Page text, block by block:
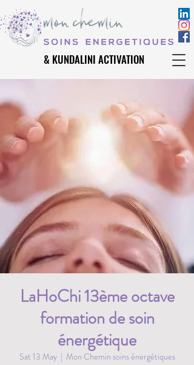
& KUNDALINI ACTIVATION
& KUNDALINI ACTIVATION
LaHoChi 13ème octave
formation de soin
énergétique
Sat 13 May
  |
Mon Chemin soins énergétiques